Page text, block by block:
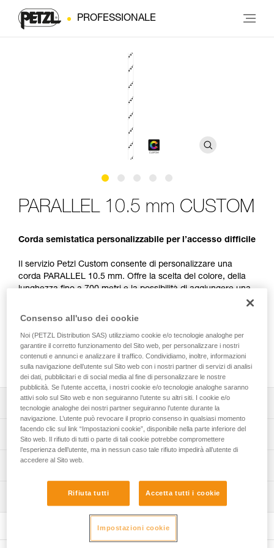
PROFESSIONALE
PARALLEL 10.5 mm CUSTOM
Corda semistatica personalizzabile per l’accesso difficile
Il servizio Petzl Custom consente di personalizzare una
corda PARALLEL 10.5 mm. Offre la scelta del colore, della
lunghezza fino a 700 metri e la possibilità di aggiungere una
estremità. Le marcature di capocorda possono anche
termoretraibile o con un puntale rigido marcato al laser. La
corda PARALLEL 10.5 mm CUSTOM è confezionata
singolarmente per una soluzione pronta all’uso.
Descrizione
Scelta del colore della corda: bianco, giallo, nero, blu,
rosso o arancio.
Scelta della lunghezza della corda: possibilità di ordinare
- una terminazione cucita manufatta ad entrambe le
Specifiche tecniche
Diametro: 10,5 mm
Certificazione(i): CE EN 1891 type A, UKCA, NFPA 2500
Technical Use, EAC, XF 494: FZL-S-Q10.5
Peso al metro: 75 g
Resistenza con nodo a otto: 15 kN
Informazioni tecniche
Dichiarazione di conformità
Scarica il pdf UKCA-Declaration-R077YAXX-PARALLEL
Scarica il pdf UE-Declaration-R077YAXX-R077XY-
Procedura di verifica del DPI
Scarica il pdf verif-EPI-cordes-procedure-IT
Consenso all'uso dei cookie
Noi (PETZL Distribution SAS) utilizziamo cookie e/o tecnologie analoghe per
garantire il corretto funzionamento del Sito web, per personalizzare i nostri
contenuti e annunci e analizzare il traffico. Condividiamo, inoltre, informazioni
sulla navigazione dell’utente sul Sito web con i nostri partner di servizi di analisi
dei dati, pubblicitari e di social media al fine di personalizzare le nostre
pubblicità. Se l’utente accetta, i nostri cookie e/o tecnologie analoghe saranno
attivi solo sul Sito web e non seguiranno l’utente su altri siti. I cookie e/o
tecnologie analoghe dei nostri partner seguiranno l’utente durante la
navigazione. L’utente può revocare il proprio consenso in qualsiasi momento
facendo clic sul link “Impostazioni cookie”, disponibile nella parte inferiore del
Sito web. Il rifiuto di tutti o parte di tali cookie potrebbe compromettere
l’esperienza dell’utente, ma in nessun caso tale rifiuto impedirà all’utente di
accedere al Sito web.
Rifiuta tutti Accetta tutti i cookie
Impostazioni cookie